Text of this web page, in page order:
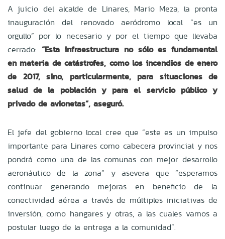
A juicio del alcalde de Linares, Mario Meza, la pronta
inauguración del renovado aeródromo local “es un
orgullo” por lo necesario y por el tiempo que llevaba
cerrado: “Esta infraestructura no sólo es fundamental
en materia de catástrofes, como los incendios de enero
de 2017, sino, particularmente, para situaciones de
salud de la población y para el servicio público y
privado de avionetas”, aseguró.
El jefe del gobierno local cree que “este es un impulso
importante para Linares como cabecera provincial y nos
pondrá como una de las comunas con mejor desarrollo
aeronáutico de la zona” y asevera que “esperamos
continuar generando mejoras en beneficio de la
conectividad aérea a través de múltiples iniciativas de
inversión, como hangares y otras, a las cuales vamos a
postular luego de la entrega a la comunidad”.